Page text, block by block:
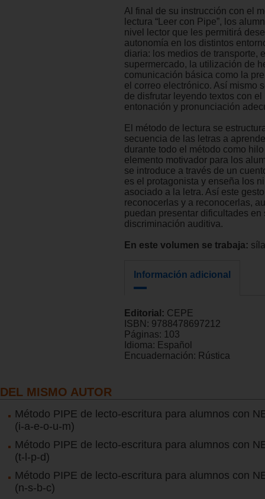
Al final de su instrucción con el
lectura “Leer con Pipe”, los
nivel lector que les permitirá
autonomía en los distintos
diaria: los medios de transporte,
supermercado, la utilización de
comunicación básica como la
el correo electrónico. Así mismo
de disfrutar leyendo textos con el
entonación y pronunciación
El método de lectura se
secuencia de las letras a
durante todo el método como
elemento motivador para los
se introduce a través de un
es el protagonista y enseña los
asociado a la letra. Así este
reconocerlas y a reconocerlas,
puedan presentar dificultades en
discriminación auditiva.
En este volumen se trabaja:
Información adicional
Editorial: CEPE
ISBN: 9788478697212
Páginas: 103
Idioma: Español
Encuadernación: Rústica
DEL MISMO AUTOR
Método PIPE de lecto-escritura para alumnos con
(i-a-e-o-u-m)
Método PIPE de lecto-escritura para alumnos con
(t-l-p-d)
Método PIPE de lecto-escritura para alumnos con
(n-s-b-c)